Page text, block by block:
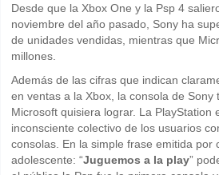
Desde que la Xbox One y la Psp 4
noviembre del año pasado, Sony ha
de unidades vendidas, mientras que
millones.
Además de las cifras que indican
en ventas a la Xbox, la consola de Sony
Microsoft quisiera lograr. La PlayStation
inconsciente colectivo de los usuarios
consolas. En la simple frase emitida por
adolescente: “Juguemos a la play”